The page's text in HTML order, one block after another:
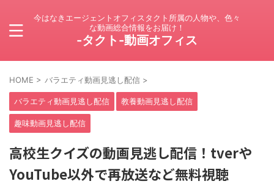
今はなきエージェントオフィスタクト所属の人物や、色々
な動画総合情報をお届け！
-タクト-動画オフィス
HOME > バラエティ動画見逃し配信 >
バラエティ動画見逃し配信 教養動画見逃し配信
趣味動画見逃し配信
高校生クイズの動画見逃し配信！tverや
YouTube以外で再放送など無料視聴